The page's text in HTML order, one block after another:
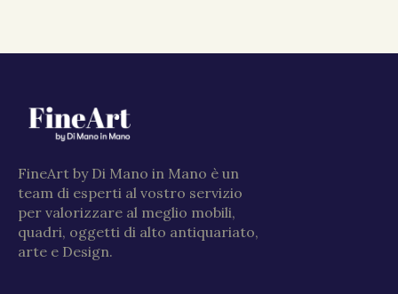
FineArt by Di Mano in Mano è un
team di esperti al vostro servizio
per valorizzare al meglio mobili,
quadri, oggetti di alto antiquariato,
arte e Design.